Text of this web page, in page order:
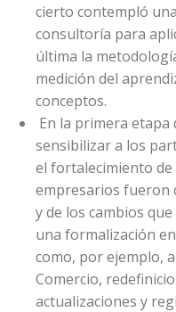
cierto contempló
consultoría para
última la
medición del
conceptos.
En la primera etapa
sensibilizar a los
el fortalecimiento de
empresarios fueron
y de los cambios
una formalización
como, por ejemplo,
Comercio,
actualizaciones y